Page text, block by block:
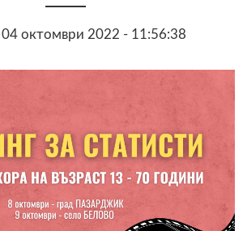
04 октомври 2022 - 11:56:38